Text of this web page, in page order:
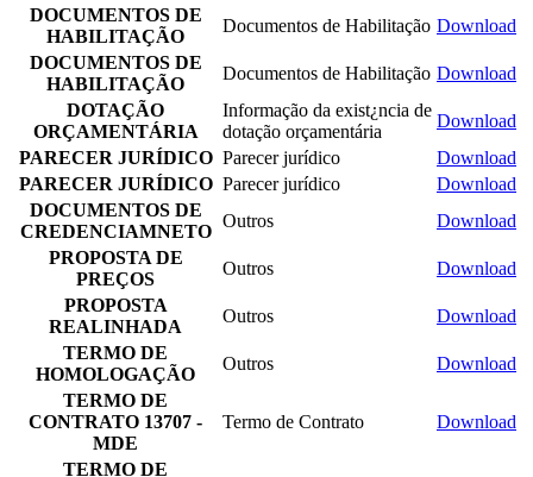
DOCUMENTOS DE
HABILITAÇÃO
Documentos de Habilitação Download
DOCUMENTOS DE
HABILITAÇÃO
Documentos de Habilitação Download
DOTAÇÃO
ORÇAMENTÁRIA
Informação da exist¿ncia de
dotação orçamentária
Download
PARECER JURÍDICO Parecer jurídico
Download
PARECER JURÍDICO Parecer jurídico
Download
DOCUMENTOS DE
CREDENCIAMNETO
Outros
Download
PROPOSTA DE
PREÇOS
Outros
Download
PROPOSTA
REALINHADA
Outros
Download
TERMO DE
HOMOLOGAÇÃO
Outros
Download
TERMO DE
CONTRATO 13707 -
MDE
Termo de Contrato Download
TERMO DE